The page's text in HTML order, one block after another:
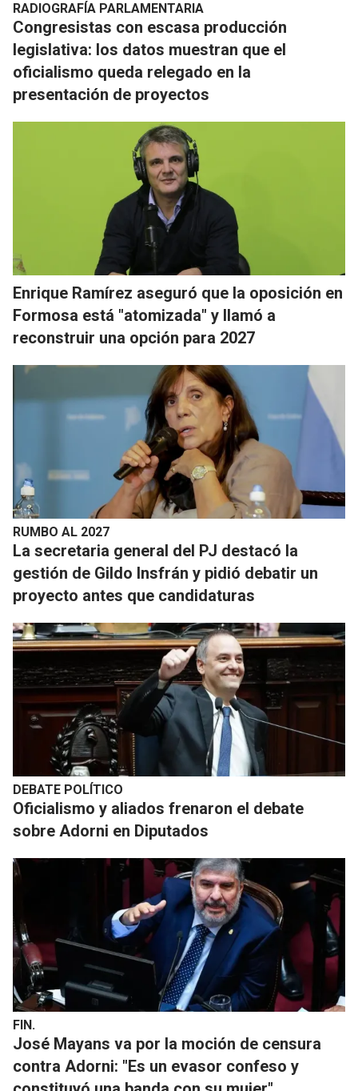
RADIOGRAFÍA PARLAMENTARIA
Congresistas con escasa producción
legislativa: los datos muestran que el
oficialismo queda relegado en la
presentación de proyectos
Enrique Ramírez aseguró que la oposición en
Formosa está "atomizada" y llamó a
reconstruir una opción para 2027
RUMBO AL 2027
La secretaria general del PJ destacó la
gestión de Gildo Insfrán y pidió debatir un
proyecto antes que candidaturas
DEBATE POLÍTICO
Oficialismo y aliados frenaron el debate
sobre Adorni en Diputados
FIN.
José Mayans va por la moción de censura
contra Adorni: "Es un evasor confeso y